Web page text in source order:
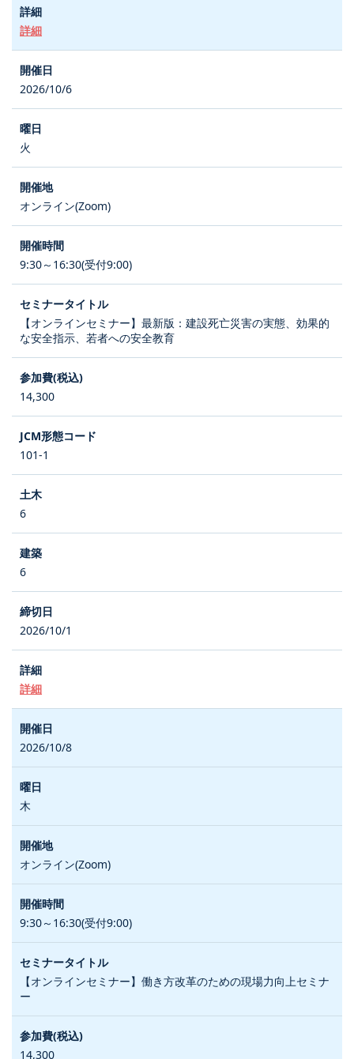
詳細
2026/10/6
火
オンライン(Zoom)
9:30～16:30(受付9:00)
【オンラインセミナー】最新版：建設死亡災害の実態、効果的
な安全指示、若者への安全教育
14,300
101-1
6
6
2026/10/1
詳細
2026/10/8
木
オンライン(Zoom)
9:30～16:30(受付9:00)
【オンラインセミナー】働き方改革のための現場力向上セミナ
ー
14,300